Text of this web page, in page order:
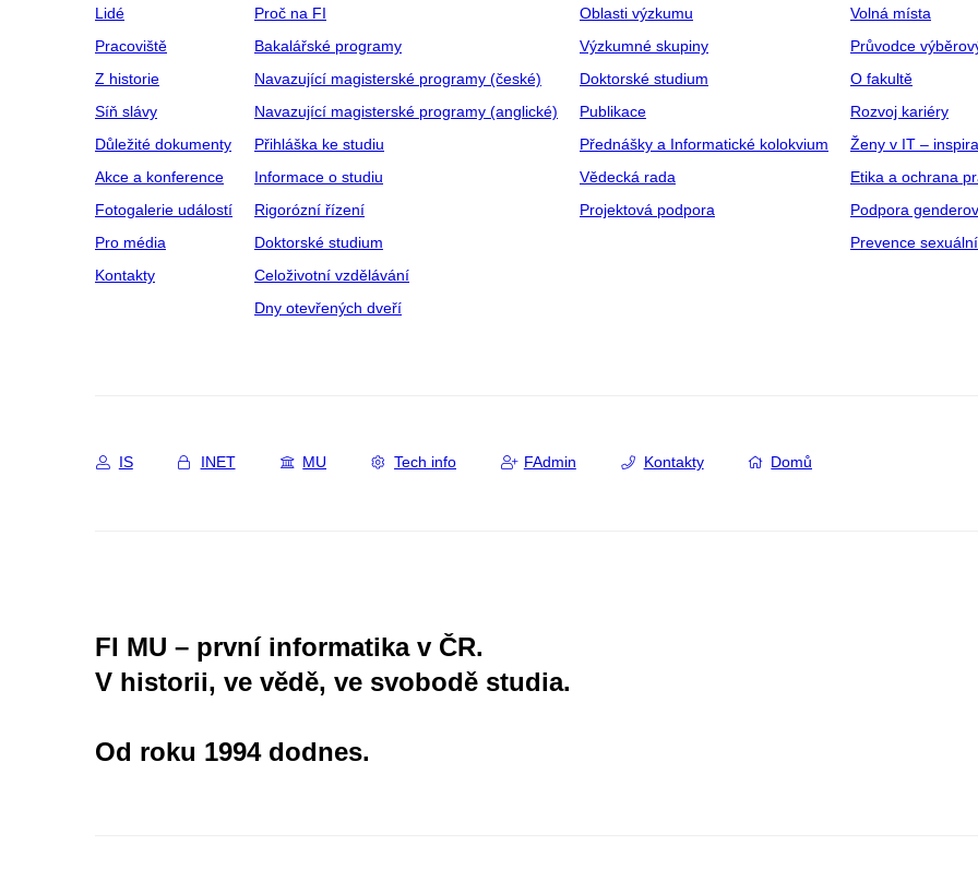
Lidé
Pracoviště
Z historie
Síň slávy
Důležité dokumenty
Akce a konference
Fotogalerie událostí
Pro média
Kontakty
Proč na FI
Bakalářské programy
Navazující magisterské programy (české)
Navazující magisterské programy (anglické)
Přihláška ke studiu
Informace o studiu
Rigorózní řízení
Doktorské studium
Celoživotní vzdělávání
Dny otevřených dveří
Oblasti výzkumu
Výzkumné skupiny
Doktorské studium
Publikace
Přednášky a Informatické kolokvium
Vědecká rada
Projektová podpora
Volná místa
Průvodce
O fakultě
Rozvoj kariéry
Ženy v IT –
Etika a ochrana
Podpora
Prevence
IS INET MU Tech info FAdmin Kontakty Domů
FI MU – první informatika v ČR.
V historii, ve vědě, ve svobodě studia.
Od roku 1994 dodnes.